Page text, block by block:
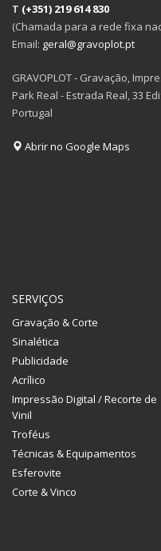
T (+351) 219 614 830
(Chamada para a rede fixa
Email: geral@gravoplot.pt
GRAVOPLOT - Gravação,
Park Real - Estrada Real, 33
Portugal
Abrir no Google Maps
SERVIÇOS
Gravação & Corte
Sinalética
Publicidade
Acrílico
Impressão Digital / Recorte de
Vinil
Troféus
Técnicas & Equipamentos
Esferovite
Corte & Vinco